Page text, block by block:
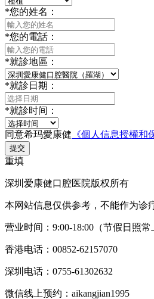
*您的姓名：
*您的電話：
*就診地區：
*就診日期：
*就診时间：
同意希玛愛康健 《個人信息授權和
提交
重填
深圳爱康健口腔医院版权所有
本网站信息仅供参考，不能作为诊
营业时间：9:00-18:00（节假日照常
香港电话：00852-62157070
深圳电话：0755-61302632
微信线上预约：aikangjian1995